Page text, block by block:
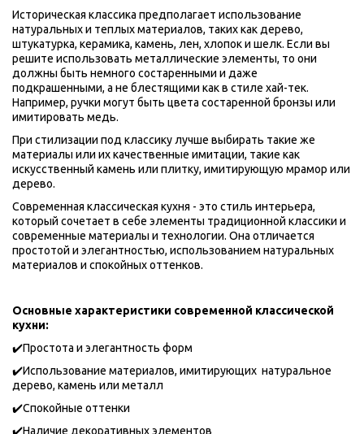
Историческая классика предполагает использование
натуральных и теплых материалов, таких как дерево,
штукатурка, керамика, камень, лен, хлопок и шелк. Если вы
решите использовать металлические элементы, то они
должны быть немного состаренными и даже
подкрашенными, а не блестящими как в стиле хай-тек.
Например, ручки могут быть цвета состаренной бронзы или
имитировать медь.
При стилизации под классику лучше выбирать такие же
материалы или их качественные имитации, такие как
искусственный камень или плитку, имитирующую мрамор или
дерево.
Современная классическая кухня - это стиль интерьера,
который сочетает в себе элементы традиционной классики и
современные материалы и технологии. Она отличается
простотой и элегантностью, использованием натуральных
материалов и спокойных оттенков.
Основные характеристики современной классической
кухни:
✔️Простота и элегантность форм
✔️Использование материалов, имитирующих  натуральное
дерево, камень или металл
✔️Спокойные оттенки
✔️Наличие декоративных элементов